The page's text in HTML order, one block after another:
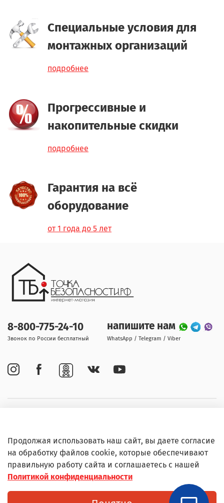
Специальные условия для
монтажных организаций
подробнее
Прогрессивные и
накопительные скидки
подробнее
Гарантия на всё
оборудование
от 1 года до 5 лет
Информация
8-800-775-24-10
Звонок по России бесплатный
напишите нам
WhatsApp / Telegram / Viber
© Любое использование контента без письменного
Продолжая использовать наш сайт, вы даете согласие
на обработку файлов cookie, которые обеспечивают
правильную работу сайта и соглашаетесь с нашей
Политикой конфиденциальности